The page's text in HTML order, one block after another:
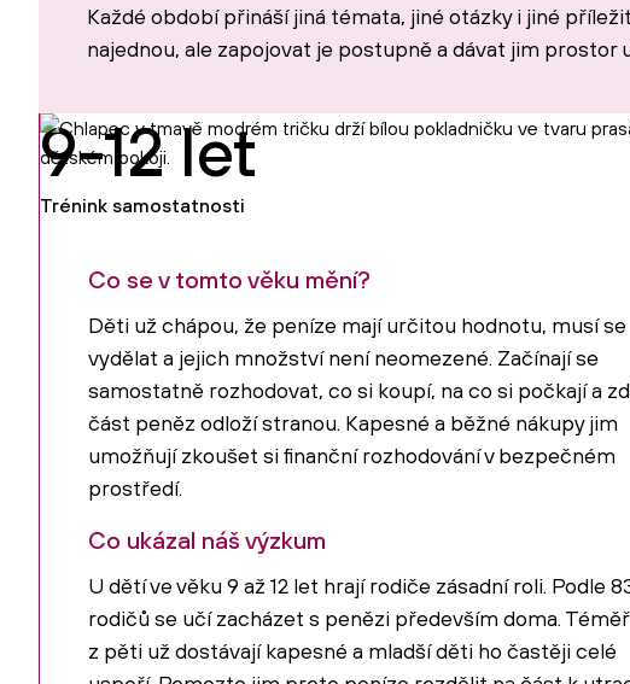
Každé období přináší jiná témata, jiné otázky i jiné
najednou, ale zapojovat je postupně a dávat jim
9-12 let
Trénink samostatnosti
Co se v tomto věku mění?
Děti už chápou, že peníze mají určitou hodnotu, musí se
vydělat a jejich množství není neomezené. Začínají se
samostatně rozhodovat, co si koupí, na co si počkají a
část peněz odloží stranou. Kapesné a běžné nákupy jim
umožňují zkoušet si finanční rozhodování v bezpečném
prostředí.
Co ukázal náš výzkum
U dětí ve věku 9 až 12 let hrají rodiče zásadní roli. Podle
rodičů se učí zacházet s penězi především doma.
z pěti už dostávají kapesné a mladší děti ho častěji celé